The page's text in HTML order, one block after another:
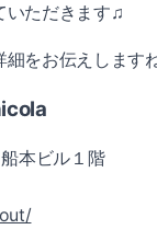
いただきます♫
をお伝えしますね
本ビル１階